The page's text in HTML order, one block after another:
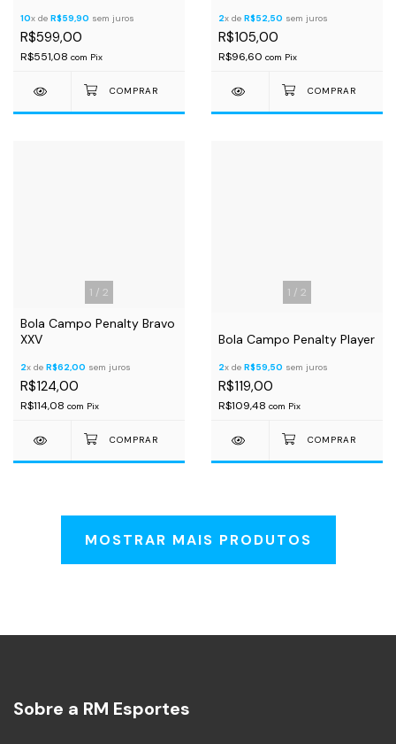
10x de R$59,90 sem juros
R$599,00
R$551,08 com Pix
2x de R$52,50 sem juros
R$105,00
R$96,60 com Pix
1 / 2
Bola Campo Penalty Bravo
XXV
2x de R$62,00 sem juros
R$124,00
R$114,08 com Pix
1 / 2
Bola Campo Penalty Player
2x de R$59,50 sem juros
R$119,00
R$109,48 com Pix
MOSTRAR MAIS PRODUTOS
Sobre a RM Esportes